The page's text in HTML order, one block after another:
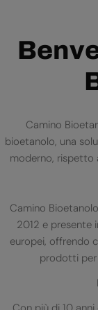
Camino
bioetanolo, una
moderno, rispetto
Camino
2012 e presente
europei, offrendo
prodotti per